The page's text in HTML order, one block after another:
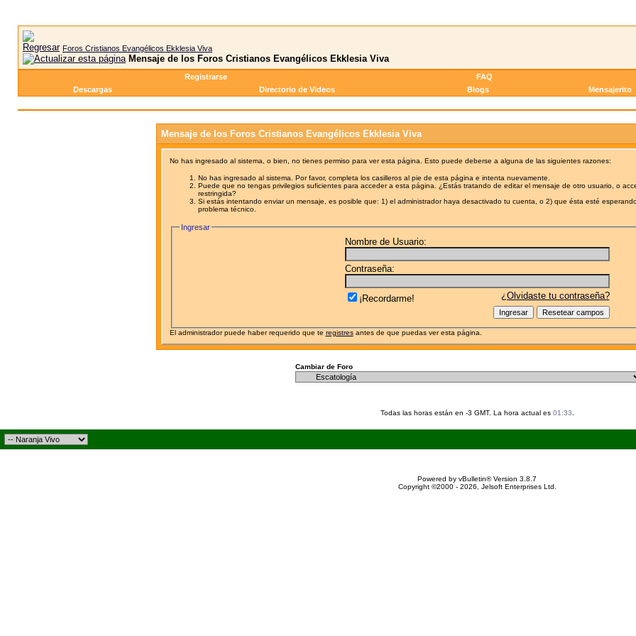
Foros Cristianos Evangélicos Ekklesia Viva
Mensaje de los Foros Cristianos Evangélicos Ekklesia Viva
Registrarse FAQ
Descargas
Directorio de Videos Blogs Mensajerito
Mensaje de los Foros Cristianos Evangélicos Ekklesia Viva
No has ingresado al sistema, o bien, no tienes permiso para ver esta página. Esto puede deberse a alguna de las siguientes razones:
No has ingresado al sistema. Por favor, completa los casilleros al pie de esta página e intenta nuevamente.
Puede que no tengas privilegios suficientes para acceder a esta página. ¿Estás tratando de editar el mensaje de otro usuario, o
restringida?
Si estás intentando enviar un mensaje, es posible que: 1) el administrador haya desactivado tu cuenta, o 2) que ésta esté
problema técnico.
Ingresar
Nombre de Usuario:
Contraseña:
¿Olvidaste tu contraseña?
¡Recordarme!
El administrador puede haber requerido que te registresantes de que puedas ver esta página.
Cambiar de Foro
Todas las horas están en -3 GMT. La hora actual es 01:33
Powered by vBulletin® Version 3.8.7
Copyright ©2000 - 2026, Jelsoft Enterprises Ltd.